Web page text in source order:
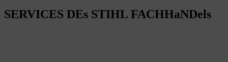
SERVICES DEs STIHL FACHHaNDels